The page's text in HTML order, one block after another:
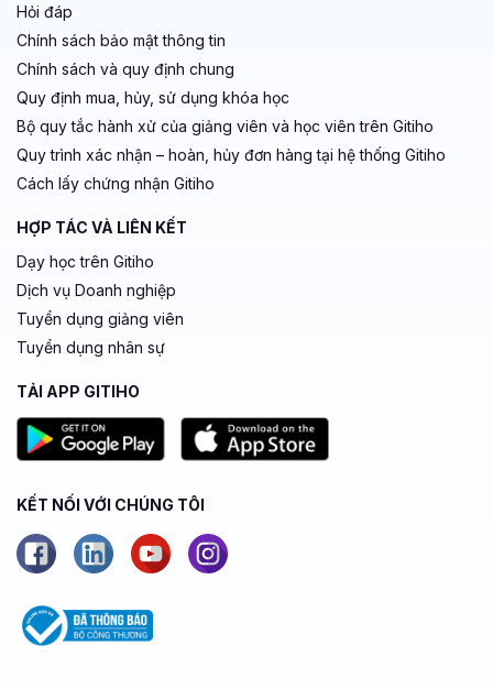
Hỏi đáp
Chính sách bảo mật thông tin
Chính sách và quy định chung
Quy định mua, hủy, sử dụng khóa học
Bộ quy tắc hành xử của giảng viên và học viên trên Gitiho
Quy trình xác nhận – hoàn, hủy đơn hàng tại hệ thống Gitiho
Cách lấy chứng nhận Gitiho
HỢP TÁC VÀ LIÊN KẾT
Dạy học trên Gitiho
Dịch vụ Doanh nghiệp
Tuyển dụng giảng viên
Tuyển dụng nhân sự
TẢI APP GITIHO
KẾT NỐI VỚI CHÚNG TÔI